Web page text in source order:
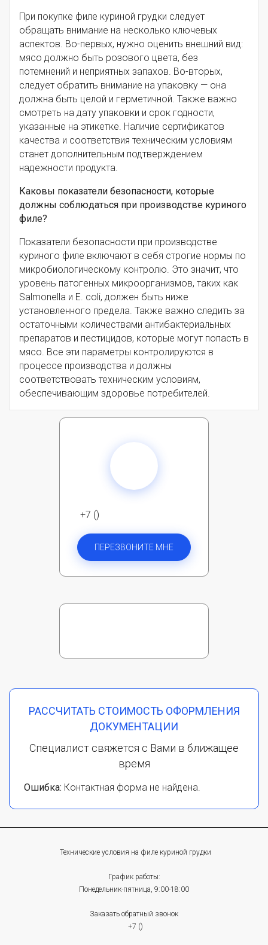
При покупке филе куриной грудки следует
обращать внимание на несколько ключевых
аспектов. Во-первых, нужно оценить внешний вид:
мясо должно быть розового цвета, без
потемнений и неприятных запахов. Во-вторых,
следует обратить внимание на упаковку — она
должна быть целой и герметичной. Также важно
смотреть на дату упаковки и срок годности,
указанные на этикетке. Наличие сертификатов
качества и соответствия техническим условиям
станет дополнительным подтверждением
надежности продукта.
Каковы показатели безопасности, которые
должны соблюдаться при производстве куриного
филе?
Показатели безопасности при производстве
куриного филе включают в себя строгие нормы по
микробиологическому контролю. Это значит, что
уровень патогенных микроорганизмов, таких как
Salmonella и E. coli, должен быть ниже
установленного предела. Также важно следить за
остаточными количествами антибактериальных
препаратов и пестицидов, которые могут попасть в
мясо. Все эти параметры контролируются в
процессе производства и должны
соответствовать техническим условиям,
обеспечивающим здоровье потребителей.
+7 ()
ПЕРЕЗВОНИТЕ МНЕ
РАССЧИТАТЬ СТОИМОСТЬ ОФОРМЛЕНИЯ
ДОКУМЕНТАЦИИ
Специалист свяжется с Вами в ближащее
время
Ошибка: Контактная форма не найдена.
Технические условия на филе куриной грудки
График работы:
Понедельник-пятница, 9:00-18:00
Заказать обратный звонок
+7 ()